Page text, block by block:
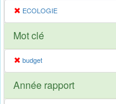
ECOLOGIE
Mot clé
budget
Année rapport